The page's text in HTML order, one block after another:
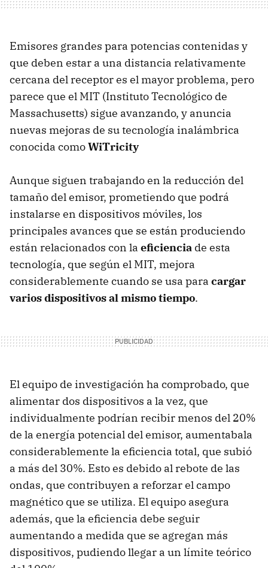
Emisores grandes para potencias contenidas y
que deben estar a una distancia relativamente
cercana del receptor es el mayor problema, pero
parece que el MIT (Instituto Tecnológico de
Massachusetts) sigue avanzando, y anuncia
nuevas mejoras de su tecnología inalámbrica
conocida comoWiTricity
Aunque siguen trabajando en la reducción del
tamaño del emisor, prometiendo que podrá
instalarse en dispositivos móviles, los
principales avances que se están produciendo
están relacionados con la eficiencia de esta
tecnología, que según el MIT, mejora
considerablemente cuando se usa para cargar
varios dispositivos al mismo tiempo.
El equipo de investigación ha comprobado, que
alimentar dos dispositivos a la vez, que
individualmente podrían recibir menos del 20%
de la energía potencial del emisor, aumentabala
considerablemente la eficiencia total, que subió
a más del 30%. Esto es debido al rebote de las
ondas, que contribuyen a reforzar el campo
magnético que se utiliza. El equipo asegura
además, que la eficiencia debe seguir
aumentando a medida que se agregan más
dispositivos, pudiendo llegar a un límite teórico